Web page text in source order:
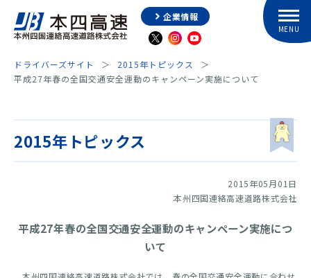
企業情報
ドライバーズサイト
2015年トピックス
平成27年春の全国交通安全運動のキャンペーン実施について
2015年トピックス
2015年05月01日
本州四国連絡高速道路株式会社
平成27年春の全国交通安全運動のキャンペーン実施につ
いて